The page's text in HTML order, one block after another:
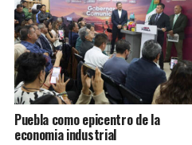
Puebla como epicentro de la
economia industrial